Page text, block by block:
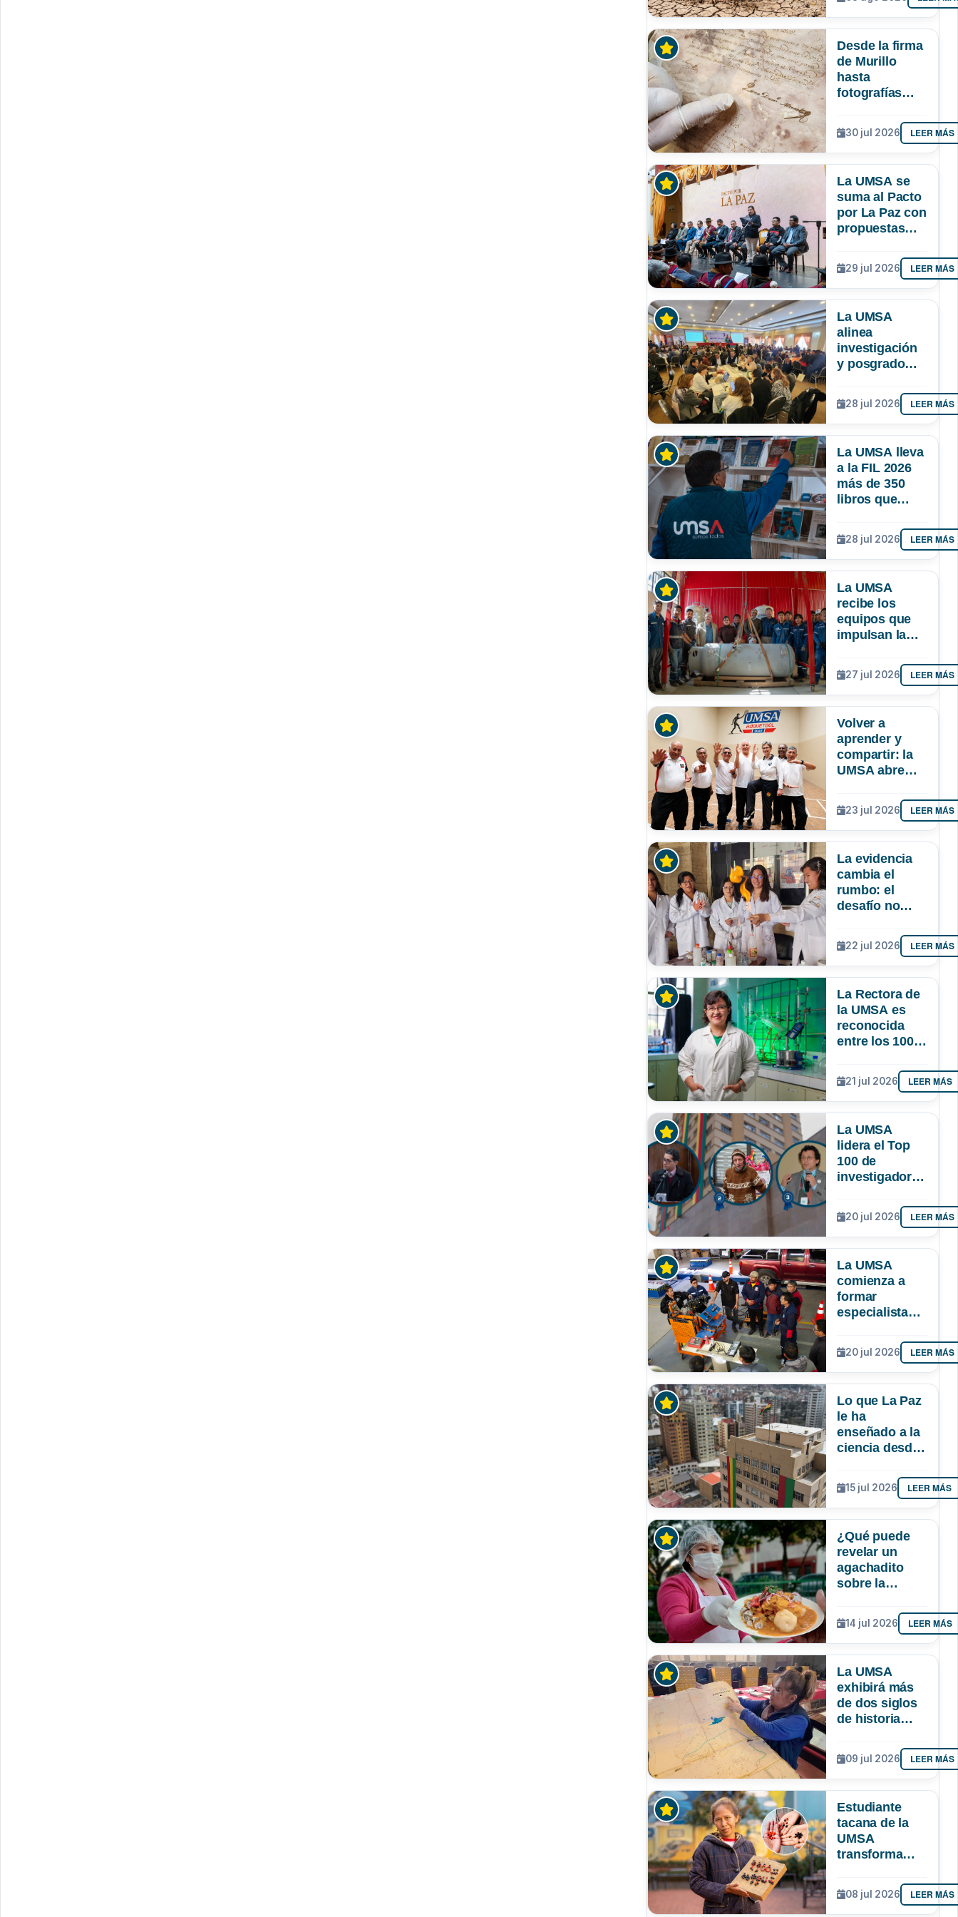
podría superar
a los tres
Bolivia
Desde la firma
de Murillo
hasta
fotografías
resguarda 6
joyas de la
paceña
30 jul 2026 LEER MÁS
La UMSA se
suma al Pacto
por La Paz con
propuestas
desarrollo del
departamento
29 jul 2026 LEER MÁS
La UMSA
alinea
investigación
y posgrado
responda
mejor a las
de Bolivia
28 jul 2026 LEER MÁS
La UMSA lleva
a la FIL 2026
más de 350
libros que
conocimiento
que se genera
en Bolivia
28 jul 2026 LEER MÁS
La UMSA
recibe los
equipos que
impulsan la
oxígeno
medicinal
27 jul 2026 LEER MÁS
Volver a
aprender y
compartir: la
UMSA abre
para adultos
mayores
23 jul 2026 LEER MÁS
La evidencia
cambia el
rumbo: el
desafío no
más niñas a la
ciencia, sino
lograr que
y lideren
22 jul 2026 LEER MÁS
La Rectora de
la UMSA es
reconocida
entre los 100
destacados de
Bolivia
21 jul 2026 LEER MÁS
La UMSA
lidera el Top
100 de
investigadores
científico de
Bolivia
20 jul 2026 LEER MÁS
La UMSA
comienza a
formar
especialistas
de vehículos
afectados por
la gasolina de
20 jul 2026 LEER MÁS
Lo que La Paz
le ha
enseñado a la
ciencia desde
15 jul 2026 LEER MÁS
¿Qué puede
revelar un
agachadito
sobre la
paceña? Un
estudio
sociológico de
la respuesta
14 jul 2026 LEER MÁS
La UMSA
exhibirá más
de dos siglos
de historia
Larga Noche
de Museos
09 jul 2026 LEER MÁS
Estudiante
tacana de la
UMSA
transforma
amazónicas en
artesanías
08 jul 2026 LEER MÁS